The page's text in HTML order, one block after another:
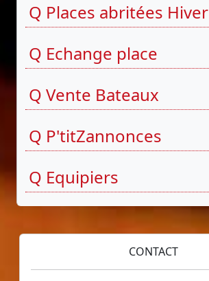
Q Places abritées Hiver
Q Echange place
Q Vente Bateaux
Q P'titZannonces
Q Equipiers
CONTACT